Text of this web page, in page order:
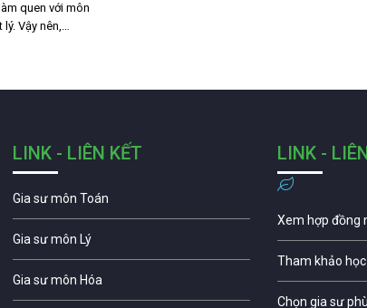
quen với môn
lý. Vậy nên,…
LINK - LIÊN KẾT
Gia sư môn Toán
Gia sư môn Lý
Gia sư môn Hóa
LINK -
Xem hợp đồng
Tham khảo
Chọn gia sư